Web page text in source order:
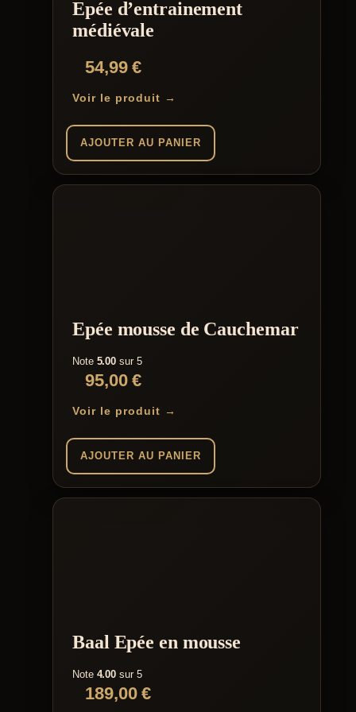
Epée d’entrainement
médiévale
54,99€
Voir le produit →
AJOUTER AU PANIER
Epée mousse de Cauchemar
Note 5.00 sur 5
95,00€
Voir le produit →
AJOUTER AU PANIER
Baal Epée en mousse
Note 4.00 sur 5
189,00€